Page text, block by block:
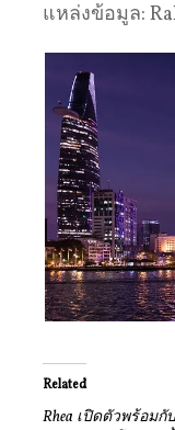
แหล่งข้อมูล:
Related
Rhea เปิดตัวพร้อม